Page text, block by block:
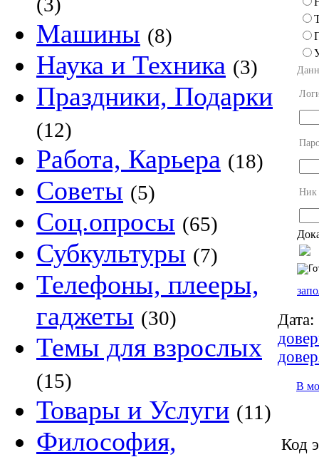
Машины (8)
Наука и Техника (3)
Праздники, Подарки
(12)
Работа, Карьера (18)
Советы (5)
Соц.опросы (65)
Субкультуры (7)
Телефоны, плееры,
гаджеты (30)
Темы для взрослых
(15)
Товары и Услуги (11)
Философия,
Ник
Дата:
В
Код